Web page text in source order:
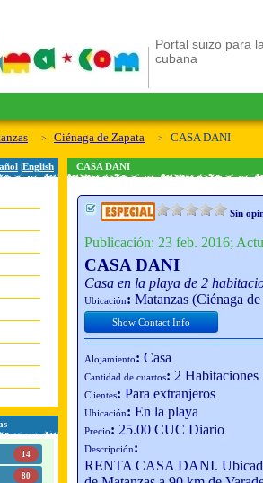
Portal suizo para
cubana
Ciénaga de Zapata CASA DANI
|English
14
80
CASA DANI
Sin
Publicación: 23 feb. 2016;
CASA DANI
Casa en la playa de 2
Ubicación: Matanzas (Ciénaga
Show Contact Info
Alojamiento: Casa
Cantidad de cuartos: 2 Habitaciones
Clientes: Para extranjeros
Ubicación: En la playa
Precio: 25.00 CUC Diario
Descripción:
RENTA CASA DANI.